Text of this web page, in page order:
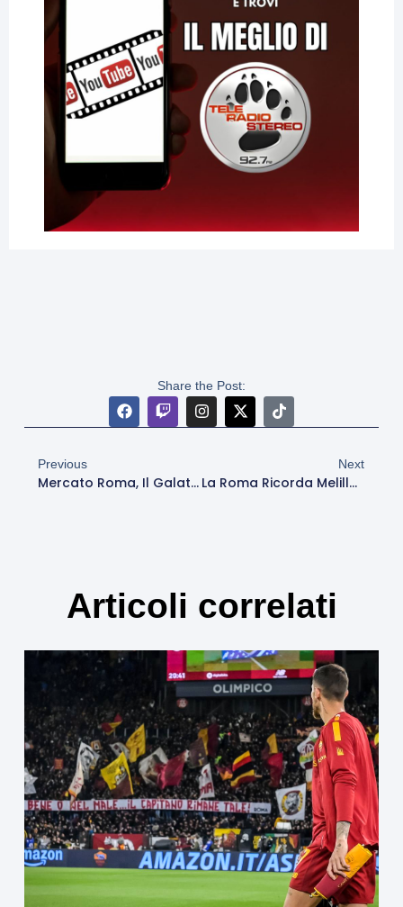
Share the Post:
Previous
Mercato Roma, Il Galatasaray Offre A Svilar 6 Milioni L’anno
Next
La Roma Ricorda Melillo: “Un Anno Senza Fabio”
Articoli correlati